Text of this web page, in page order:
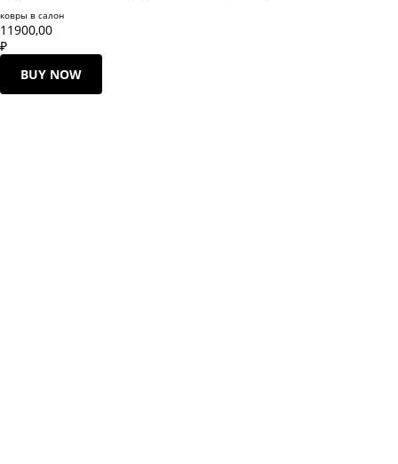
ковры в салон
11900,00
₽
BUY NOW